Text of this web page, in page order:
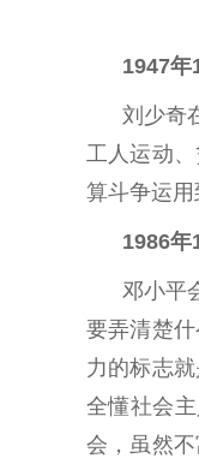
1947年
刘少奇
工人运动
算斗争运用
1986年
邓小平
要弄清楚
力的标志
全懂社会
会，虽然